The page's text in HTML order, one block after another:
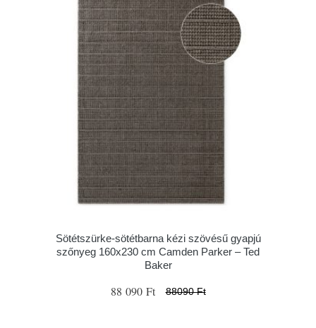
Sötétszürke-sötétbarna kézi szövésű gyapjú
szőnyeg 160x230 cm Camden Parker – Ted
Baker
88 090 Ft 88090 Ft